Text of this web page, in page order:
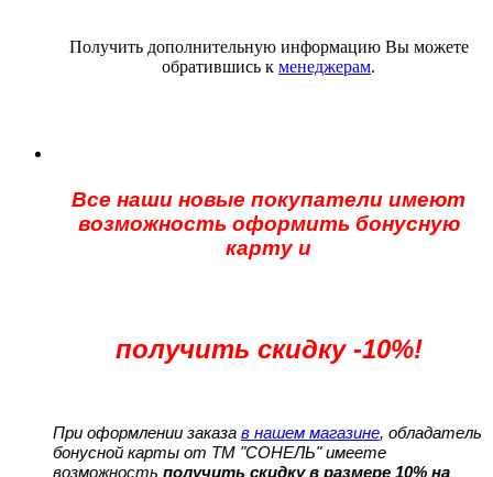
Получить дополнительную информацию Вы можете
обратившись к менеджерам.
Все наши новые покупатели имеют
возможность оформить бонусную
карту и
получить скидку -10%!
При оформлении заказа в нашем магазине, обладатель
бонусной карты от ТМ "СОНЕЛЬ" имеете
возможность получить скидку в размере 10% на